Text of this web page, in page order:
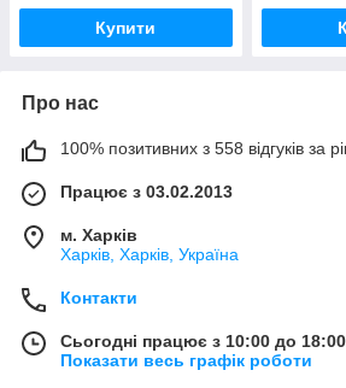
Купити
Про нас
100% позитивних з 558 відгуків за
Працює з 03.02.2013
м. Харків
Харків, Харків, Україна
Контакти
Сьогодні працює з 10:00 до 18:00
Показати весь графік роботи